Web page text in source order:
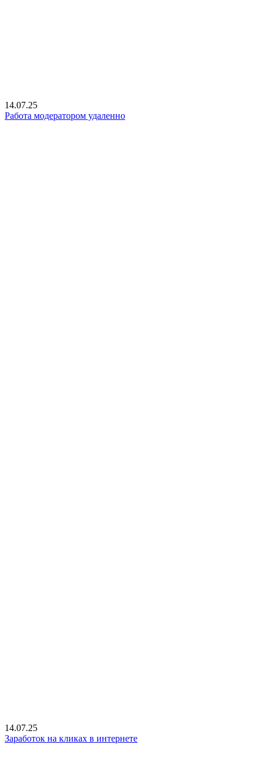
14.07.25
Работа модератором удаленно
14.07.25
Заработок на кликах в интернете